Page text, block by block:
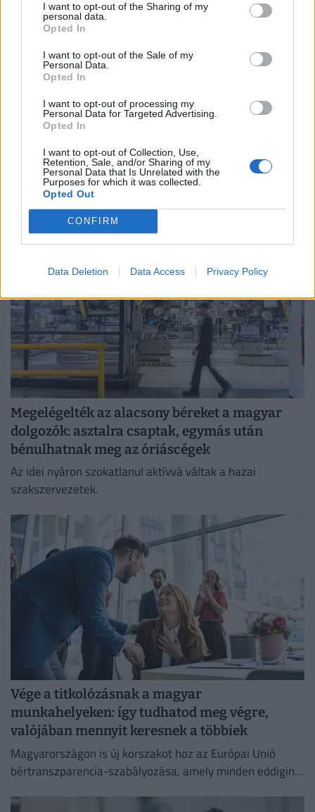
I want to opt-out of the Sharing of my
personal data.
Opted In
I want to opt-out of the Sale of my
Personal Data.
Opted In
I want to opt-out of processing my
Personal Data for Targeted Advertising.
Opted In
I want to opt-out of Collection, Use,
Retention, Sale, and/or Sharing of my
Personal Data that Is Unrelated with the
Purposes for which it was collected.
Opted Out
CONFIRM
Data Deletion Data Access Privacy Policy
Ennyit keres egy motoros ételfutár egyetlen
hét alatt 2026-ban Budapesten: főállásban is
durván megéri
Egy magyar ételfutár a TikTokon mutatta meg, mennyit
lehet keresni öt nap alatt, ha valaki szinte egész nap
szállítja a rendeléseket.
Megelégelték az alacsony béreket a magyar
dolgozók: asztalra csaptak, egymás után
bénulhatnak meg az óriáscégek
Az idei nyáron szokatlanul aktívvá váltak a hazai
szakszervezetek.
Vége a titkolózásnak a magyar
munkahelyeken: így tudhatod meg végre,
valójában mennyit keresnek a többiek
Magyarországon is új korszakot hoz az Európai Unió
bértranszparencia-szabályozása, amely minden eddiginél